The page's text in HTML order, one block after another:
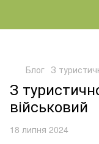
Блог З
З
військовий
18 липня 2024